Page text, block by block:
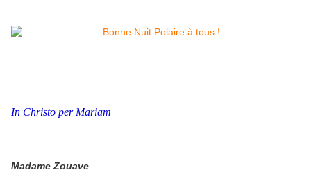
In Christo per Mariam
Madame Zouave